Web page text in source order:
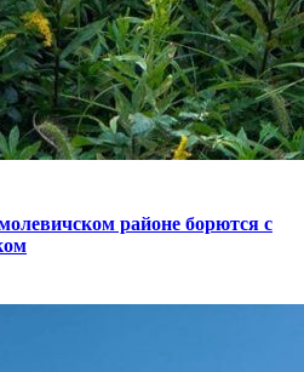
районе борются с